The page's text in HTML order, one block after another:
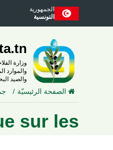
الجمهورية
التونسية
وزارة
والموارد
والصيد
الصفحة الرئيسيّة
sur les…